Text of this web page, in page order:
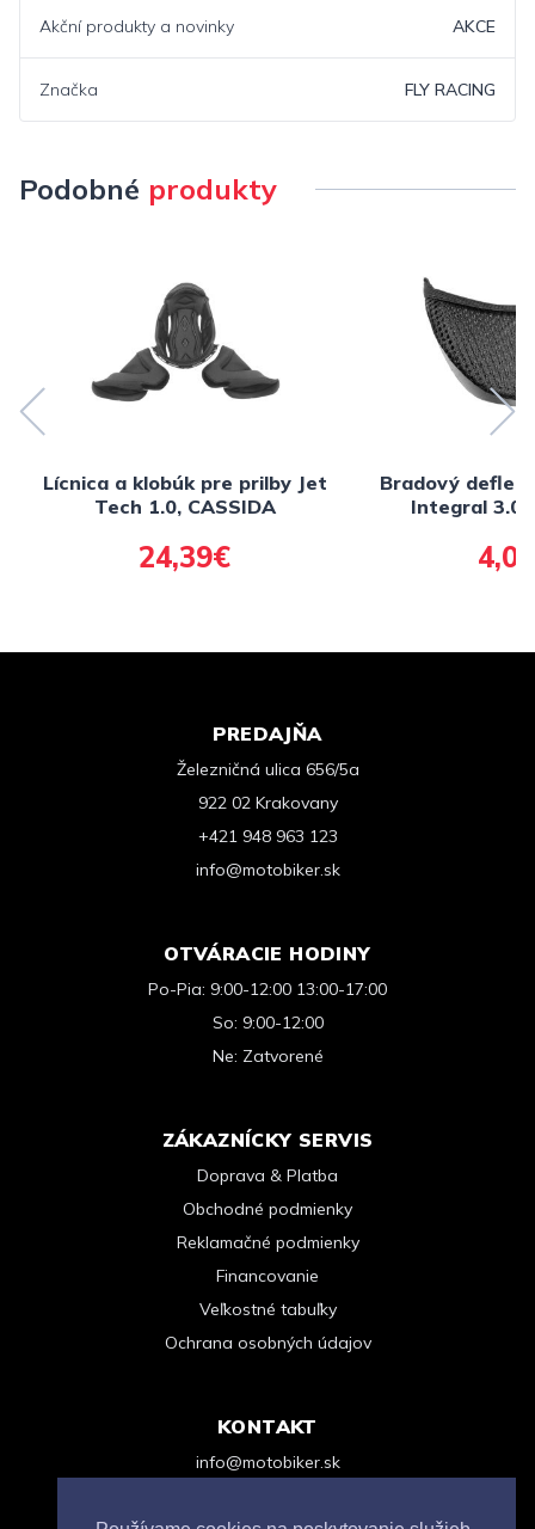
Akční produkty a novinky AKCE
Značka FLY RACING
Podobné produkty
Lícnica a klobúk pre prilby Jet
Tech 1.0, CASSIDA
24,39€
Bradový
Integral 3.0,
PREDAJŇA
Železničná ulica 656/5a
922 02 Krakovany
+421 948 963 123
info@motobiker.sk
OTVÁRACIE HODINY
Po-Pia: 9:00-12:00 13:00-17:00
So: 9:00-12:00
Ne: Zatvorené
ZÁKAZNÍCKY SERVIS
Doprava & Platba
Obchodné podmienky
Reklamačné podmienky
Financovanie
Veľkostné tabuľky
Ochrana osobných údajov
KONTAKT
info@motobiker.sk